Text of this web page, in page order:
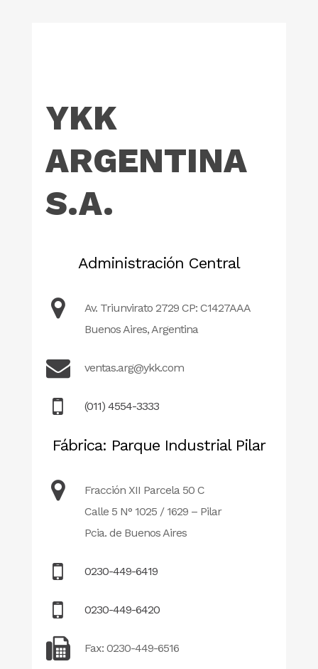
YKK
ARGENTINA
S.A.
Administración Central
Av. Triunvirato 2729 CP: C1427AAA
Buenos Aires, Argentina
ventas.arg@ykk.com
(011) 4554-3333
Fábrica: Parque Industrial Pilar
Fracción XII Parcela 50 C
Calle 5 N° 1025 / 1629 – Pilar
Pcia. de Buenos Aires
0230-449-6419
0230-449-6420
Fax: 0230-449-6516